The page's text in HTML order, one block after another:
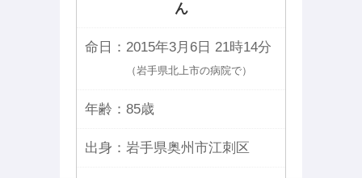
ん
命日： 2015年3月6日 21時14分
（岩手県北上市の病院で）
年齢： 85歳
出身： 岩手県奥州市江刺区